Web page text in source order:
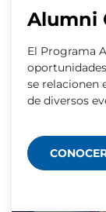
Alumni
El Programa
se relacionen
de diversos